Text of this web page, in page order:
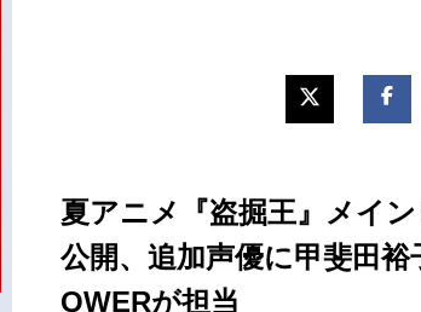
夏アニメ『盗掘王』メイ
公開、追加声優に甲斐田
QWERが担当